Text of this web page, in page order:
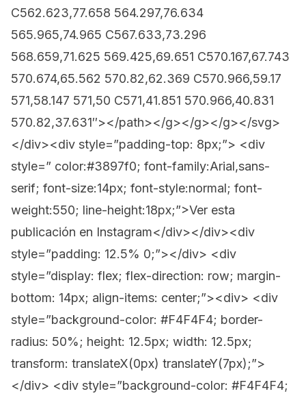
C562.623,77.658 564.297,76.634
565.965,74.965 C567.633,73.296
568.659,71.625 569.425,69.651 C570.167,67.743
570.674,65.562 570.82,62.369 C570.966,59.17
571,58.147 571,50 C571,41.851 570.966,40.831
570.82,37.631″></path></g></g></g></svg>
</div><div style=”padding-top: 8px;”> <div
style=” color:#3897f0; font-family:Arial,sans-
serif; font-size:14px; font-style:normal; font-
weight:550; line-height:18px;”>Ver esta
publicación en Instagram</div></div><div
style=”padding: 12.5% 0;”></div> <div
style=”display: flex; flex-direction: row; margin-
bottom: 14px; align-items: center;”><div> <div
style=”background-color: #F4F4F4; border-
radius: 50%; height: 12.5px; width: 12.5px;
transform: translateX(0px) translateY(7px);”>
</div> <div style=”background-color: #F4F4F4;